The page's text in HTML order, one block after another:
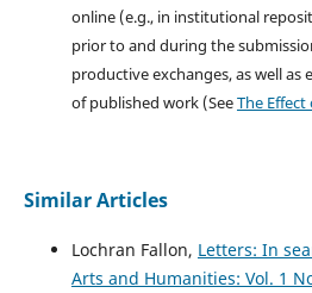
online (e.g., in institutional
prior to and during the
productive exchanges, as well as
of published work (SeeThe Effect
Similar Articles
Lochran Fallon, Letters: In
Arts and Humanities: Vol. 1